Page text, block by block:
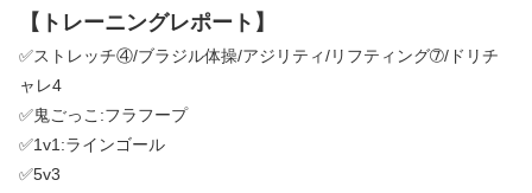
【トレーニングレポート】
✅ストレッチ④/ブラジル体操/アジリティ/リフティング➆/ドリチ
ャレ4
✅鬼ごっこ:フラフープ
✅1v1:ラインゴール
✅5v3